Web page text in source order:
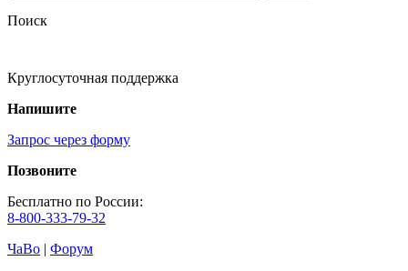
Поиск
Круглосуточная поддержка
Напишите
Запрос через форму
Позвоните
Бесплатно по России:
8-800-333-79-32
ЧаВо | Форум